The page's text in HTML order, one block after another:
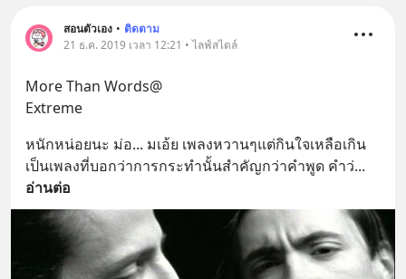
สอนตัวเอง • ติดตาม
21 ธ.ค. 2019 เวลา 12:21 • ไลฟ์สไตล์
More Than Words@
Extreme
หนักหน่อยนะ ม่อ... มเอ้ย เพลงหวานๆแต่กินใจเหลือเกิน
เป็นเพลงที่บอกว่าการกระทำนั้นสำคัญกว่าคำพูด คำว่
อ่านต่อ